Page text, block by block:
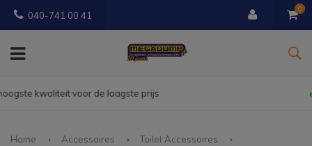
040-741 00 41
0
Gratisbezorgd vanaf € 150
Home Accessoires
Toilet Accessoires